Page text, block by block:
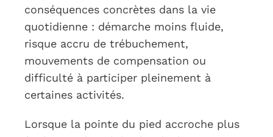
conséquences concrètes dans la vie
quotidienne : démarche moins fluide,
risque accru de trébuchement,
mouvements de compensation ou
difficulté à participer pleinement à
certaines activités.
Lorsque la pointe du pied accroche plus